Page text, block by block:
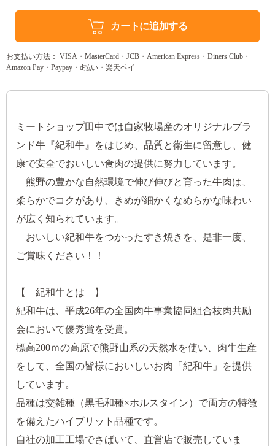
カートに追加する
お支払い方法： VISA・MasterCard・JCB・American Express・Diners Club・
Amazon Pay・Paypay・d払い・楽天ペイ
ミートショップ田中では自家牧場産のオリジナルブラ
ンド牛『紀和牛』をはじめ、品質と衛生に留意し、健
康で安全でおいしい食肉の提供に努力しています。
熊野の豊かな自然環境で伸び伸びと育った牛肉は、
柔らかでコクがあり、きめが細かくなめらかな味わい
が広く知られています。
おいしい紀和牛をつかったすき焼きを、是非一度、
ご賞味ください！！
【 紀和牛とは 】
紀和牛は、平成26年の全国肉牛事業協同組合枝肉共励
会において優秀賞を受賞。
標高200ｍの高原で熊野山系の天然水を使い、肉牛生産
をして、全国の皆様においしいお肉「紀和牛」を提供
しています。
品種は交雑種（黒毛和種×ホルスタイン）で両方の特徴
を備えたハイブリット品種です。
自社の加工工場でさばいて、直営店で販売していま